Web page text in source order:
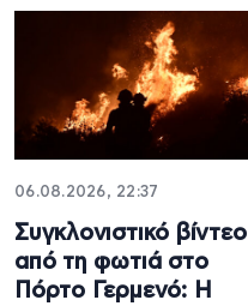
06.08.2026, 22:37
Συγκλονιστικό βίντεο
από τη φωτιά στο
Πόρτο Γερμενό: Η